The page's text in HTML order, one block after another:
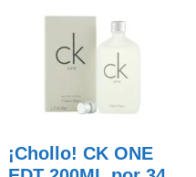
¡Chollo! CK ONE